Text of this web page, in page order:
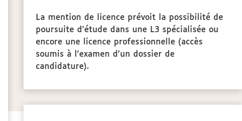
La mention de licence prévoit la possibilité de
poursuite d’étude dans une L3 spécialisée ou
encore une licence professionnelle (accès
soumis à l’examen d’un dossier de
candidature).